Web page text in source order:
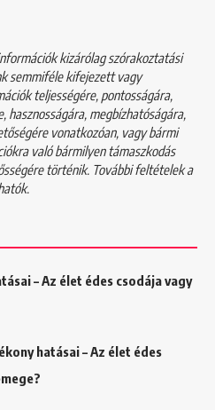
kizárólag szórakoztatási
semmiféle kifejezett vagy
teljességére, pontosságára,
hasznosságára, megbízhatóságára,
vonatkozóan, vagy bármi
való bármilyen támaszkodás
történik. További feltételek a
– Az élet édes csodája vagy
hatásai – Az élet édes